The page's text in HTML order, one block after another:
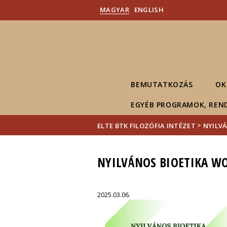
MAGYAR ENGLISH
BEMUTATKOZÁS
EGYÉB PROGRAMOK,
ELTE BTK FILOZÓFIA INTÉZET >
NYILVÁNOS BIOETIKA
2025.03.06.